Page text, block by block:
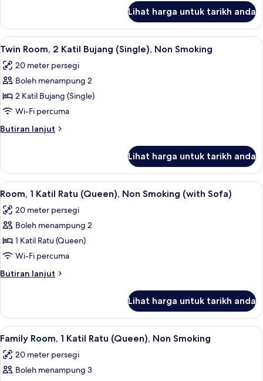
Non
Smoking
1
Katil
Ratu
Non
Smoking
Lihat harga untuk tarikh anda
Lihat
semua
foto
untuk
Twin
Room,
2
Katil
(Single),
Non
Smoking
Twin Room, 2 Katil Bujang (Single),
6
Twin Room, 2 Katil Bujang (Single), Non Smoking
20 meter persegi
Boleh menampung 2
2 Katil Bujang (Single)
Wi-Fi percuma
Butiran lanjut
Butiran
Room,
Katil
(Single),
Non
Lihat harga untuk tarikh anda
Lihat
semua
foto
untuk
Room,
1
Katil
Ratu
Non
Smoking
(with
Sofa)
1 bilik tidur, peralatan tempat tidur
6
Room, 1 Katil Ratu (Queen), Non Smoking (with Sofa)
20 meter persegi
Boleh menampung 2
1 Katil Ratu (Queen)
Wi-Fi percuma
Butiran lanjut
Butiran
1
Katil
Ratu
(Queen),
Non
Smoking
Lihat harga untuk tarikh anda
Lihat
semua
foto
untuk
1 bilik tidur, peralatan tempat tidur
6
Family Room, 1 Katil Ratu (Queen), Non Smoking
20 meter persegi
Boleh menampung 3